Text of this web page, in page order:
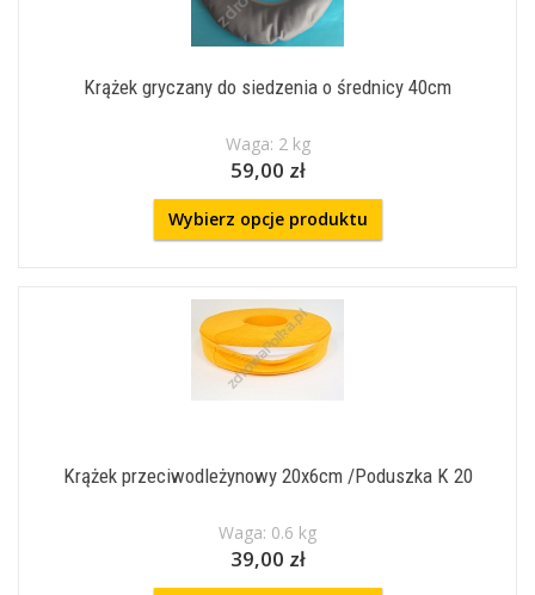
Krążek gryczany do siedzenia o średnicy 40cm
Waga: 2 kg
59,00 zł
Wybierz opcje produktu
Krążek przeciwodleżynowy 20x6cm /Poduszka K 20
Waga: 0.6 kg
39,00 zł